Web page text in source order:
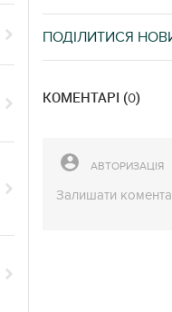
ПОДІЛИТИСЯ
КОМЕНТАРІ (0)
АВТОРИЗАЦІЯ
Залишати